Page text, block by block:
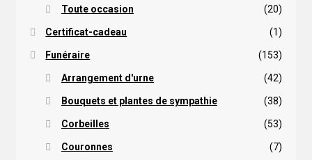
Toute occasion (20)
Certificat-cadeau (1)
Funéraire (153)
Arrangement d'urne (42)
Bouquets et plantes de sympathie (38)
Corbeilles (53)
Couronnes (7)